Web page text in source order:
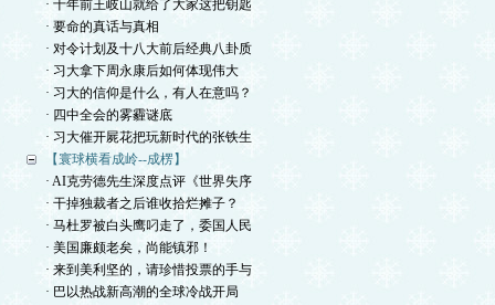
· 十年前王岐山就给了大家这把钥匙
· 要命的真话与真相
· 对令计划及十八大前后经典八卦质
· 习大拿下周永康后如何体现伟大
· 习大的信仰是什么，有人在意吗？
· 四中全会的雾霾谜底
· 习大催开屍花把玩新时代的张铁生
【寰球横看成岭--成楞】
· AI克劳德先生深度点评《世界失序
· 干掉独裁者之后谁收拾烂摊子？
· 马杜罗被白头鹰叼走了，委国人民
· 美国廉颇老矣，尚能镇邪！
· 来到美利坚的，请珍惜投票的手与
· 巴以热战新高潮的全球冷战开局